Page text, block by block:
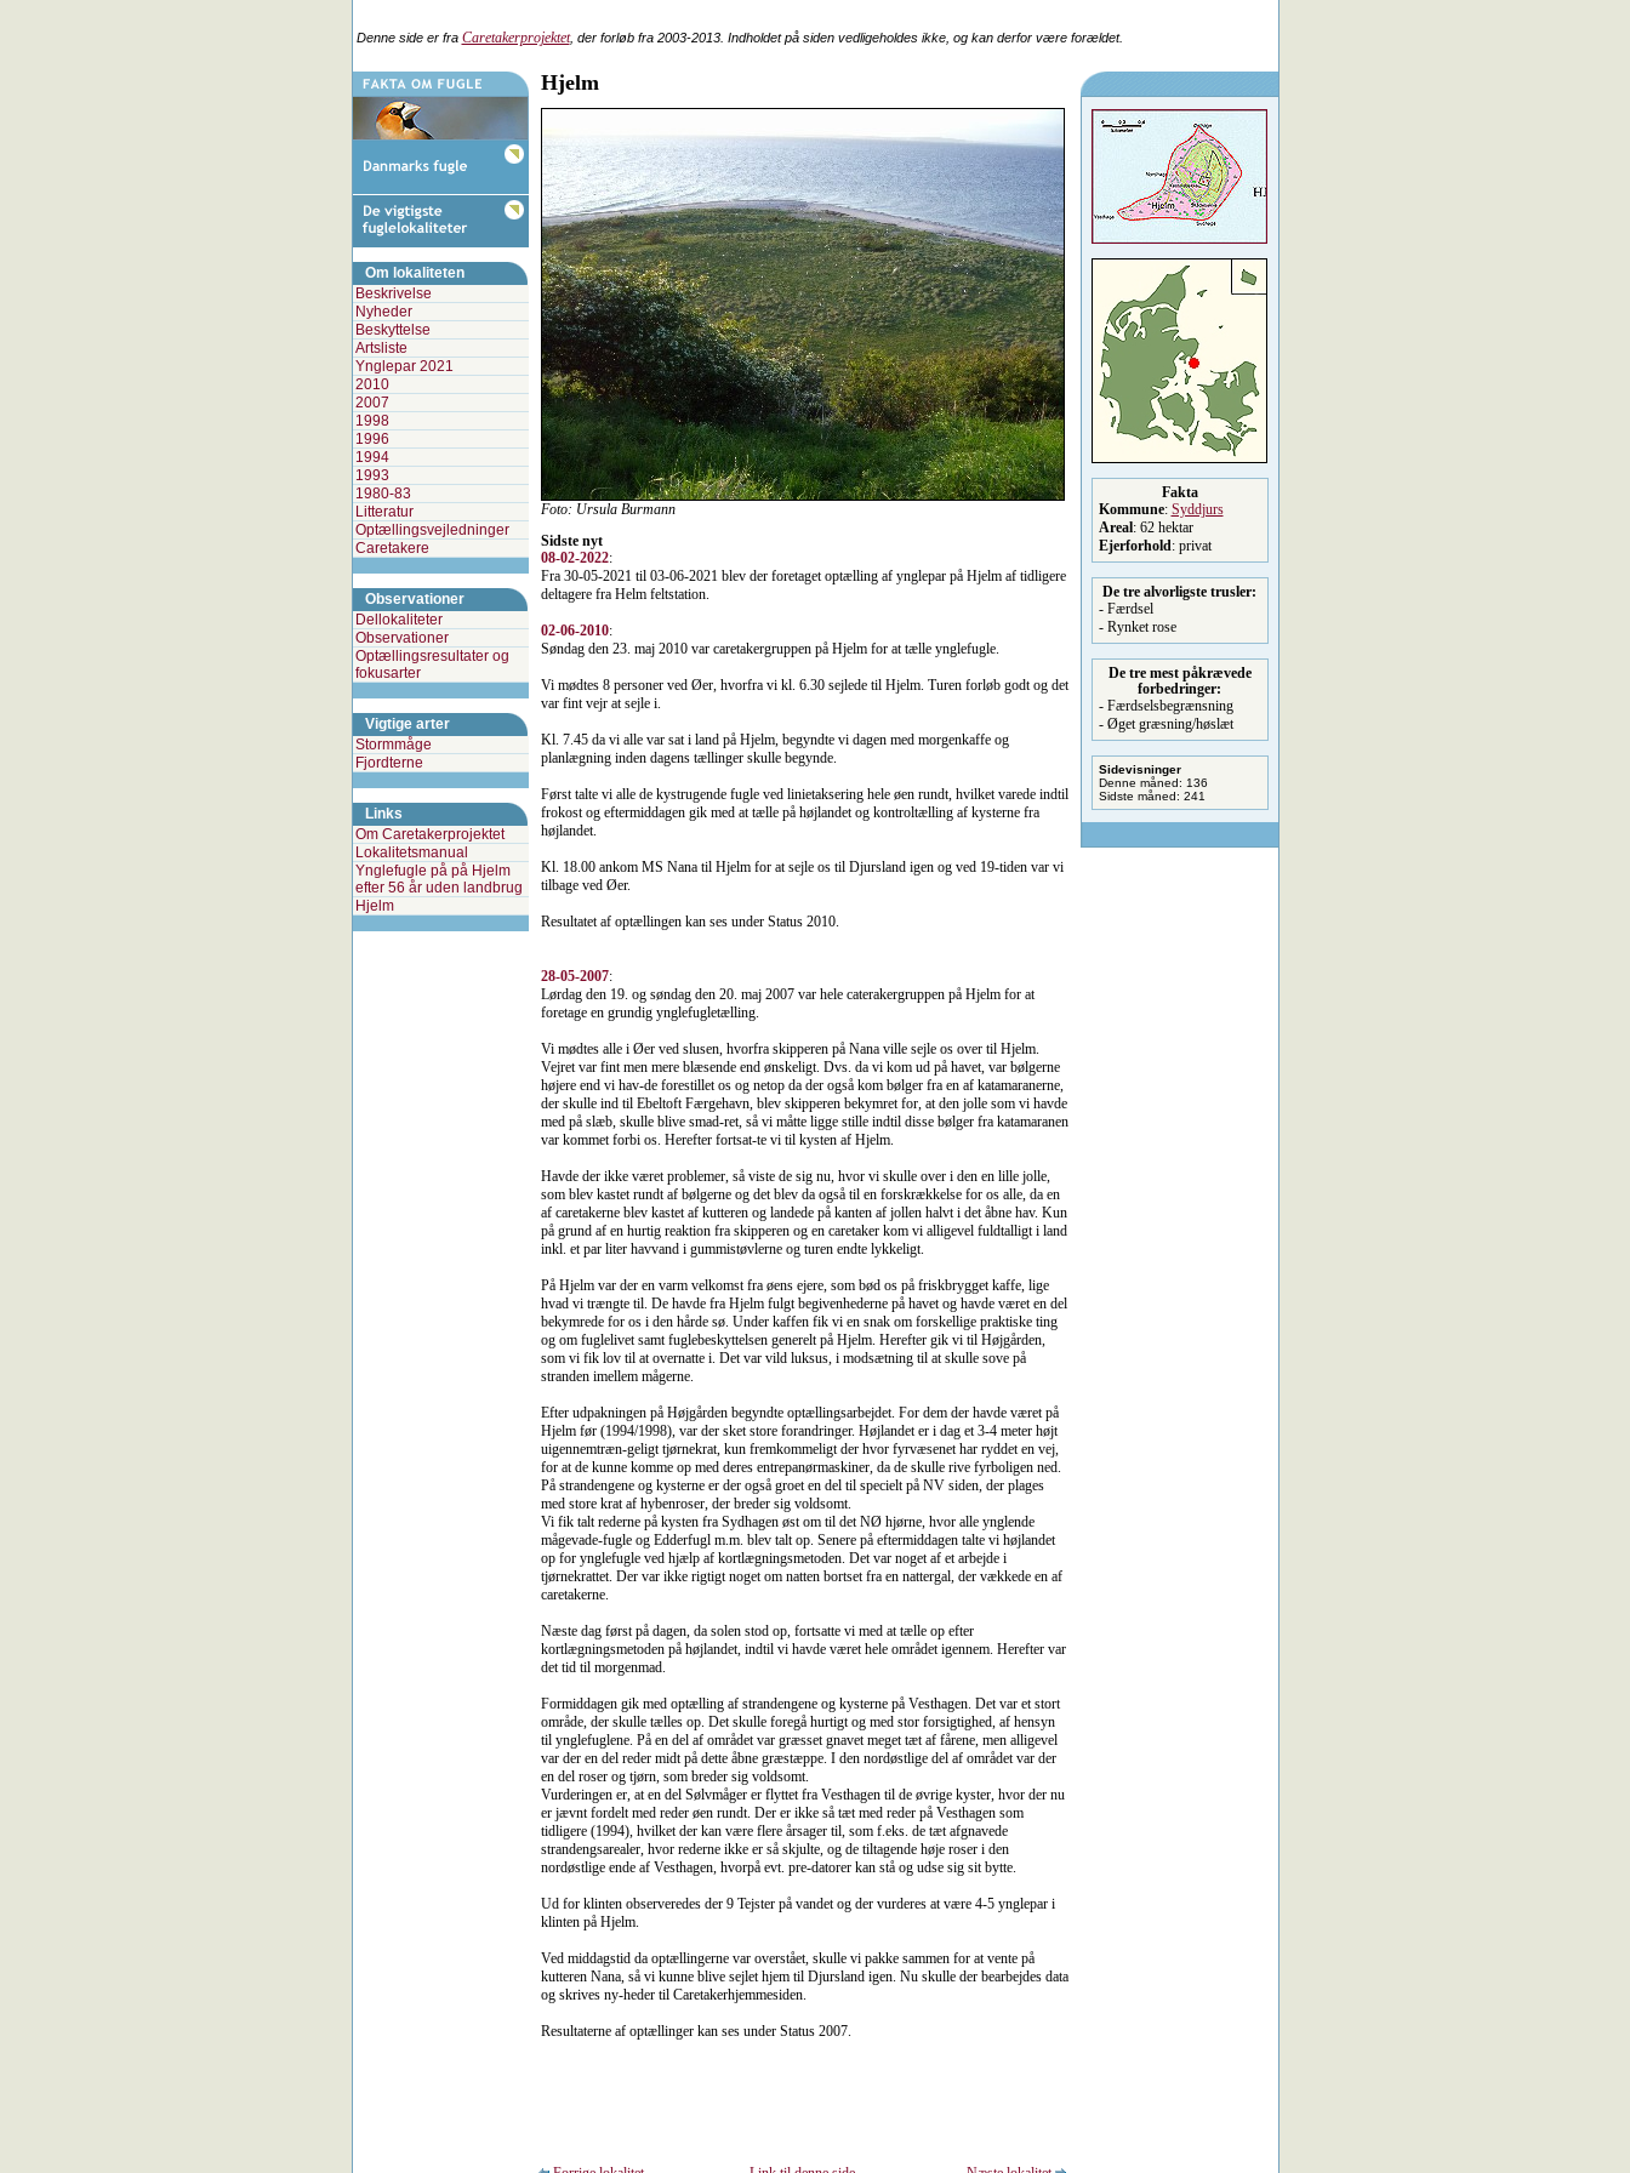
Denne side er fra Caretakerprojektet, der forløb fra 2003-2013. Indholdet på siden vedligeholdes ikke, og kan derfor være forældet.
Om lokaliteten
Beskrivelse
Nyheder
Beskyttelse
Artsliste
Ynglepar 2021
2010
2007
1998
1996
1994
1993
1980-83
Litteratur
Optællingsvejledninger
Caretakere
Observationer
Dellokaliteter
Observationer
Optællingsresultater og
fokusarter
Vigtige arter
Stormmåge
Fjordterne
Links
Om Caretakerprojektet
Lokalitetsmanual
Ynglefugle på på Hjelm
efter 56 år uden landbrug
Hjelm
Hjelm
Foto: Ursula Burmann
Sidste nyt
08-02-2022:
Fra 30-05-2021 til 03-06-2021 blev der foretaget optælling af ynglepar på Hjelm af tidligere
deltagere fra Helm feltstation.
02-06-2010:
Søndag den 23. maj 2010 var caretakergruppen på Hjelm for at tælle ynglefugle.
Vi mødtes 8 personer ved Øer, hvorfra vi kl. 6.30 sejlede til Hjelm. Turen forløb godt og det
var fint vejr at sejle i.
Kl. 7.45 da vi alle var sat i land på Hjelm, begyndte vi dagen med morgenkaffe og
planlægning inden dagens tællinger skulle begynde.
Først talte vi alle de kystrugende fugle ved linietaksering hele øen rundt, hvilket varede indtil
frokost og eftermiddagen gik med at tælle på højlandet og kontroltælling af kysterne fra
højlandet.
Kl. 18.00 ankom MS Nana til Hjelm for at sejle os til Djursland igen og ved 19-tiden var vi
tilbage ved Øer.
Resultatet af optællingen kan ses under Status 2010.
28-05-2007:
Lørdag den 19. og søndag den 20. maj 2007 var hele caterakergruppen på Hjelm for at
foretage en grundig ynglefugletælling.
Vi mødtes alle i Øer ved slusen, hvorfra skipperen på Nana ville sejle os over til Hjelm.
Vejret var fint men mere blæsende end ønskeligt. Dvs. da vi kom ud på havet, var bølgerne
højere end vi hav-de forestillet os og netop da der også kom bølger fra en af katamaranerne,
der skulle ind til Ebeltoft Færgehavn, blev skipperen bekymret for, at den jolle som vi havde
med på slæb, skulle blive smad-ret, så vi måtte ligge stille indtil disse bølger fra katamaranen
var kommet forbi os. Herefter fortsat-te vi til kysten af Hjelm.
Havde der ikke været problemer, så viste de sig nu, hvor vi skulle over i den en lille jolle,
som blev kastet rundt af bølgerne og det blev da også til en forskrækkelse for os alle, da en
af caretakerne blev kastet af kutteren og landede på kanten af jollen halvt i det åbne hav. Kun
på grund af en hurtig reaktion fra skipperen og en caretaker kom vi alligevel fuldtalligt i land
inkl. et par liter havvand i gummistøvlerne og turen endte lykkeligt.
På Hjelm var der en varm velkomst fra øens ejere, som bød os på friskbrygget kaffe, lige
hvad vi trængte til. De havde fra Hjelm fulgt begivenhederne på havet og havde været en del
bekymrede for os i den hårde sø. Under kaffen fik vi en snak om forskellige praktiske ting
og om fuglelivet samt fuglebeskyttelsen generelt på Hjelm. Herefter gik vi til Højgården,
som vi fik lov til at overnatte i. Det var vild luksus, i modsætning til at skulle sove på
stranden imellem mågerne.
Efter udpakningen på Højgården begyndte optællingsarbejdet. For dem der havde været på
Hjelm før (1994/1998), var der sket store forandringer. Højlandet er i dag et 3-4 meter højt
uigennemtræn-geligt tjørnekrat, kun fremkommeligt der hvor fyrvæsenet har ryddet en vej,
for at de kunne komme op med deres entrepanørmaskiner, da de skulle rive fyrboligen ned.
På strandengene og kysterne er der også groet en del til specielt på NV siden, der plages
med store krat af hybenroser, der breder sig voldsomt.
Vi fik talt rederne på kysten fra Sydhagen øst om til det NØ hjørne, hvor alle ynglende
mågevade-fugle og Edderfugl m.m. blev talt op. Senere på eftermiddagen talte vi højlandet
op for ynglefugle ved hjælp af kortlægningsmetoden. Det var noget af et arbejde i
tjørnekrattet. Der var ikke rigtigt noget om natten bortset fra en nattergal, der vækkede en af
caretakerne.
Næste dag først på dagen, da solen stod op, fortsatte vi med at tælle op efter
kortlægningsmetoden på højlandet, indtil vi havde været hele området igennem. Herefter var
det tid til morgenmad.
Formiddagen gik med optælling af strandengene og kysterne på Vesthagen. Det var et stort
område, der skulle tælles op. Det skulle foregå hurtigt og med stor forsigtighed, af hensyn
til ynglefuglene. På en del af området var græsset gnavet meget tæt af fårene, men alligevel
var der en del reder midt på dette åbne græstæppe. I den nordøstlige del af området var der
en del roser og tjørn, som breder sig voldsomt.
Vurderingen er, at en del Sølvmåger er flyttet fra Vesthagen til de øvrige kyster, hvor der nu
er jævnt fordelt med reder øen rundt. Der er ikke så tæt med reder på Vesthagen som
tidligere (1994), hvilket der kan være flere årsager til, som f.eks. de tæt afgnavede
strandengsarealer, hvor rederne ikke er så skjulte, og de tiltagende høje roser i den
nordøstlige ende af Vesthagen, hvorpå evt. pre-datorer kan stå og udse sig sit bytte.
Ud for klinten observeredes der 9 Tejster på vandet og der vurderes at være 4-5 ynglepar i
klinten på Hjelm.
Ved middagstid da optællingerne var overstået, skulle vi pakke sammen for at vente på
kutteren Nana, så vi kunne blive sejlet hjem til Djursland igen. Nu skulle der bearbejdes data
og skrives ny-heder til Caretakerhjemmesiden.
Resultaterne af optællinger kan ses under Status 2007.
Fakta
Kommune: Syddjurs
Areal: 62 hektar
Ejerforhold: privat
De tre alvorligste trusler:
- Færdsel
- Rynket rose
De tre mest påkrævede
forbedringer:
- Færdselsbegrænsning
- Øget græsning/høslæt
Sidevisninger
Denne måned: 136
Sidste måned: 241